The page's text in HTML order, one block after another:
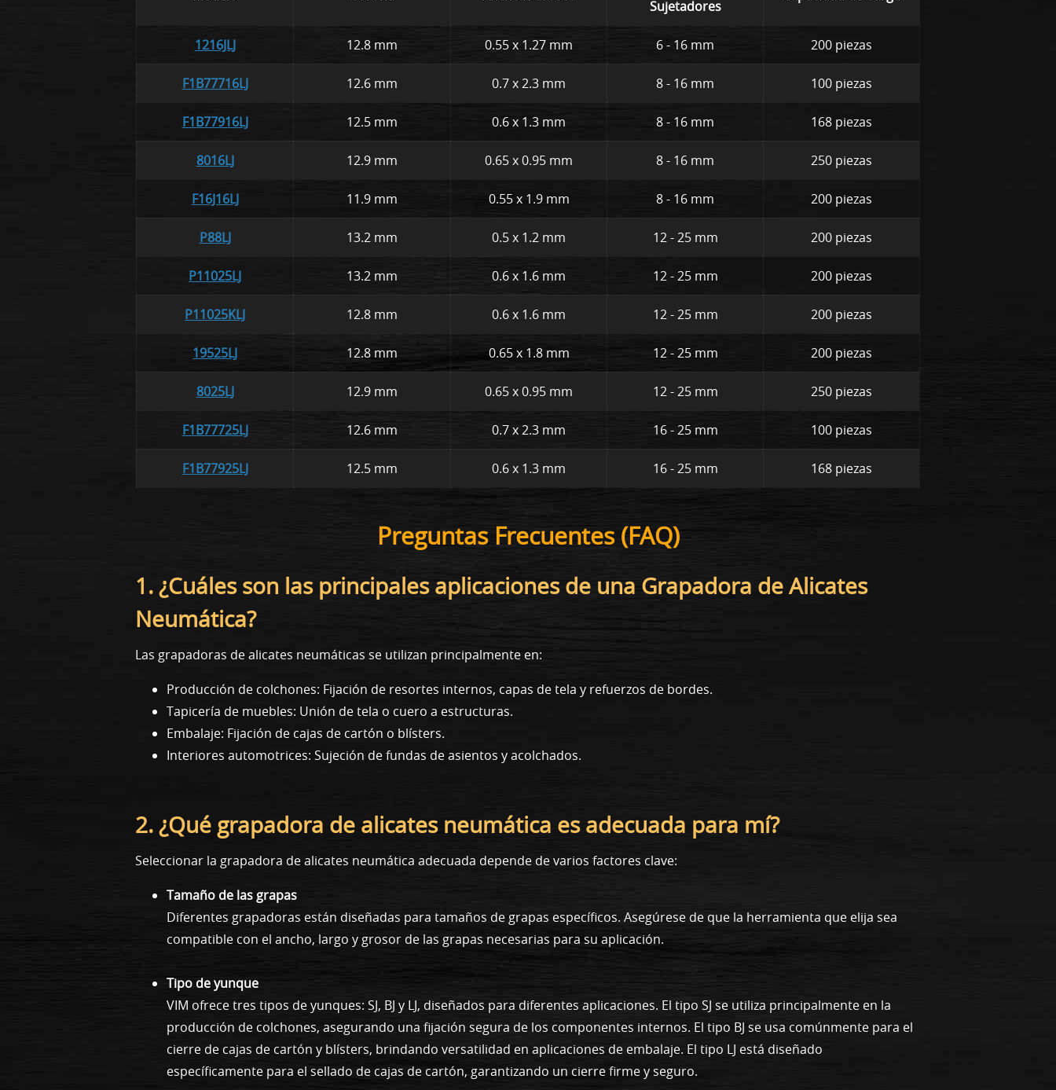
Sujetadores
1216JLJ 12.8 mm 0.55 x 1.27 mm 6 - 16 mm 200 piezas
F1B77716LJ 12.6 mm 0.7 x 2.3 mm 8 - 16 mm 100 piezas
F1B77916LJ 12.5 mm 0.6 x 1.3 mm 8 - 16 mm 168 piezas
8016LJ 12.9 mm 0.65 x 0.95 mm 8 - 16 mm 250 piezas
F16J16LJ 11.9 mm 0.55 x 1.9 mm 8 - 16 mm 200 piezas
P88LJ 13.2 mm 0.5 x 1.2 mm 12 - 25 mm 200 piezas
P11025LJ 13.2 mm 0.6 x 1.6 mm 12 - 25 mm 200 piezas
P11025KLJ 12.8 mm 0.6 x 1.6 mm 12 - 25 mm 200 piezas
19525LJ 12.8 mm 0.65 x 1.8 mm 12 - 25 mm 200 piezas
8025LJ 12.9 mm 0.65 x 0.95 mm 12 - 25 mm 250 piezas
F1B77725LJ 12.6 mm 0.7 x 2.3 mm 16 - 25 mm 100 piezas
F1B77925LJ 12.5 mm 0.6 x 1.3 mm 16 - 25 mm 168 piezas
Preguntas Frecuentes (FAQ)
1. ¿Cuáles son las principales aplicaciones de una Grapadora de Alicates
Neumática?
Las grapadoras de alicates neumáticas se utilizan principalmente en:
Producción de colchones: Fijación de resortes internos, capas de tela y refuerzos de bordes.
Tapicería de muebles: Unión de tela o cuero a estructuras.
Embalaje: Fijación de cajas de cartón o blísters.
Interiores automotrices: Sujeción de fundas de asientos y acolchados.
2. ¿Qué grapadora de alicates neumática es adecuada para mí?
Seleccionar la grapadora de alicates neumática adecuada depende de varios factores clave:
Tamaño de las grapas
Diferentes grapadoras están diseñadas para tamaños de grapas específicos. Asegúrese de que la herramienta que elija sea
compatible con el ancho, largo y grosor de las grapas necesarias para su aplicación.
Tipo de yunque
VIM ofrece tres tipos de yunques: SJ, BJ y LJ, diseñados para diferentes aplicaciones. El tipo SJ se utiliza principalmente en la
producción de colchones, asegurando una fijación segura de los componentes internos. El tipo BJ se usa comúnmente para el
cierre de cajas de cartón y blísters, brindando versatilidad en aplicaciones de embalaje. El tipo LJ está diseñado
específicamente para el sellado de cajas de cartón, garantizando un cierre firme y seguro.